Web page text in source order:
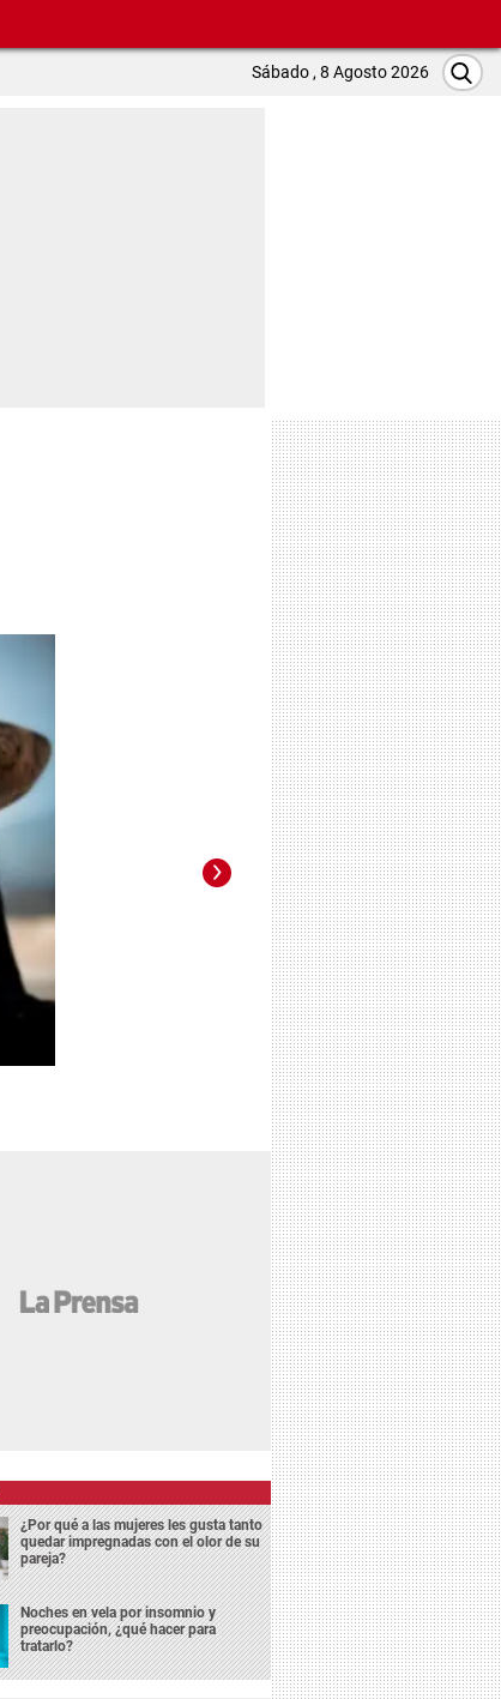
Sábado , 8 Agosto 2026
Foto: La Prensa
¿Por qué a las mujeres les gusta tanto
quedar impregnadas con el olor de su
pareja?
Noches en vela por insomnio y
preocupación, ¿qué hacer para
tratarlo?